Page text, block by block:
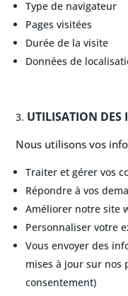
Type de navigateur
Pages visitées
Durée de la visite
Données de
UTILISATION
Nous utilisons vos
Traiter et gérer vos
Répondre à vos
Améliorer notre site
Personnaliser votre
Vous envoyer des
mises à jour sur nos
consentement)